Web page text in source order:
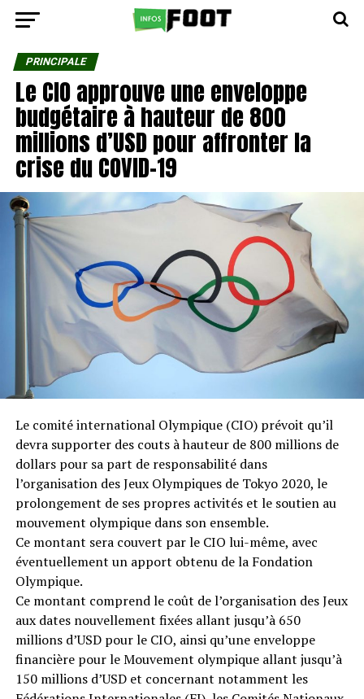
PRINCIPALE
Le CIO approuve une enveloppe
budgétaire à hauteur de 800
millions d’USD pour affronter la
crise du COVID-19
Le comité international Olympique (CIO) prévoit qu’il
devra supporter des couts à hauteur de 800 millions de
dollars pour sa part de responsabilité dans
l’organisation des Jeux Olympiques de Tokyo 2020, le
prolongement de ses propres activités et le soutien au
mouvement olympique dans son ensemble.
Ce montant sera couvert par le CIO lui-même, avec
éventuellement un apport obtenu de la Fondation
Olympique.
Ce montant comprend le coût de l’organisation des Jeux
aux dates nouvellement fixées allant jusqu’à 650
millions d’USD pour le CIO, ainsi qu’une enveloppe
financière pour le Mouvement olympique allant jusqu’à
150 millions d’USD et concernant notamment les